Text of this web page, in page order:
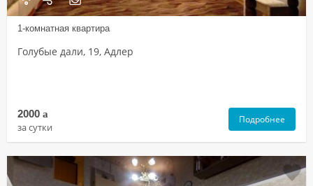
1-комнатная квартира
Голубые дали, 19, Адлер
2000 a
за сутки
Подробнее